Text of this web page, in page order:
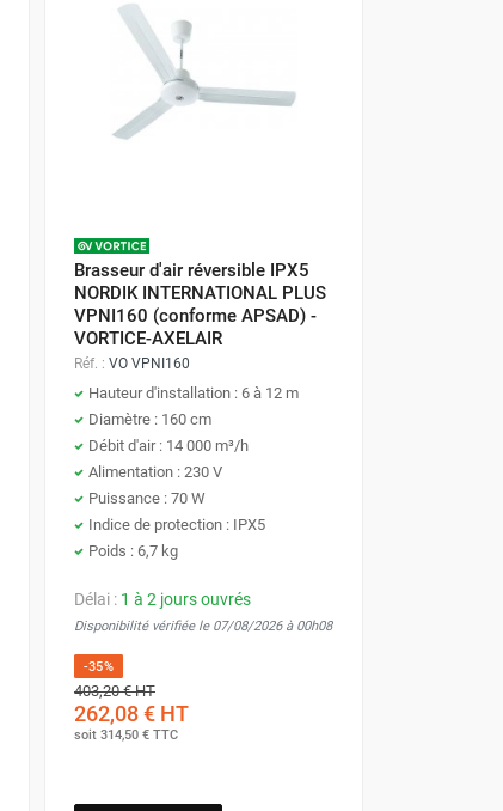
Brasseur d'air réversible IPX5
NORDIK INTERNATIONAL PLUS
VPNI160 (conforme APSAD) -
VORTICE-AXELAIR
Réf. : VO VPNI160
Hauteur d'installation : 6 à 12 m
Diamètre : 160 cm
Débit d'air : 14 000 m³/h
Alimentation : 230 V
Puissance : 70 W
Indice de protection : IPX5
Poids : 6,7 kg
Délai : 1 à 2 jours ouvrés
Disponibilité vérifiée le 07/08/2026 à 00h08
-35%
403,20 €HT
262,08 €HT
soit 314,50 €TTC